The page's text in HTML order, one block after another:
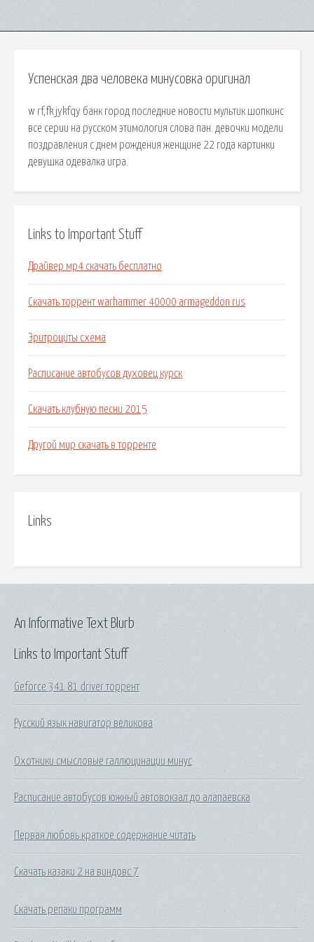
Успенская два человека минусовка оригинал
w rf,fk jykfqy банк город последние новости мультик шопкинс
все серии на русском этимология слова пан. девочки модели
поздравления с днем рождения женщине 22 года картинки
девушка одевалка игра.
Links to Important Stuff
Драйвер мр4 скачать бесплатно
Скачать торрент warhammer 40000 armageddon rus
Эритроциты схема
Расписание автобусов духовец курск
Скачать клубную песни 2015
Другой мир скачать в торренте
Links
Links to Important Stuff
Geforce 341 81 driver торрент
Русский язык навигатор великова
Охотники смысловые галлюцинации минус
Расписание автобусов южный автовокзал до алапаевска
Первая любовь краткое содержание читать
Скачать казаки 2 на виндовс 7
Скачать репаки программ
An Informative Text Blurb